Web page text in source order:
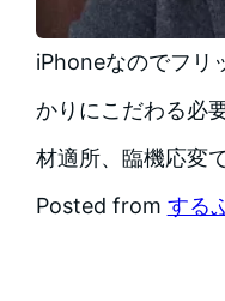
iPhoneなのでフリ
かりにこだわる必
材適所、臨機応変
Posted from する